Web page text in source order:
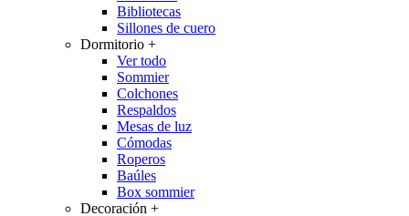
Bibliotecas
Sillones de cuero
Dormitorio +
Ver todo
Sommier
Colchones
Respaldos
Mesas de luz
Cómodas
Roperos
Baúles
Box sommier
Decoración +